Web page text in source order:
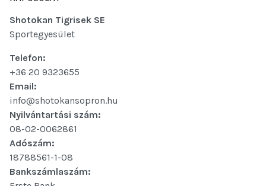
Shotokan Tigrisek SE
Sportegyesület
Telefon:
+36 20 9323655
Email:
info@shotokansopron.hu
Nyilvántartási szám:
08-02-0062861
Adószám:
18788561-1-08
Bankszámlaszám: